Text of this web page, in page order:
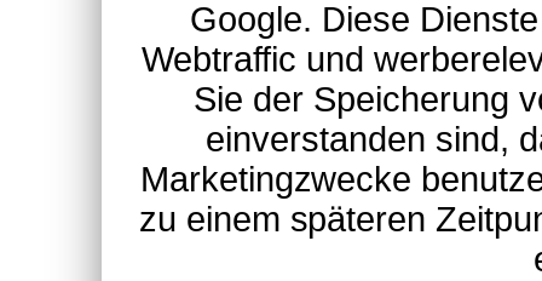
Google. Diese
Webtraffic und
Sie der Speicherung
einverstanden sind,
Marketingzwecke
zu einem späteren